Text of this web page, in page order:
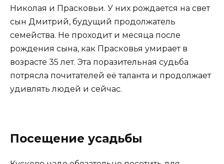
Николая и Прасковьи. У них рождается на свет
сын Дмитрий, будущий продолжатель
семейства. Не проходит и месяца после
рождения сына, как Прасковья умирает в
возрасте 35 лет. Эта поразительная судьба
потрясла почитателей её таланта и продолжает
удивлять людей и сейчас.
Посещение усадьбы